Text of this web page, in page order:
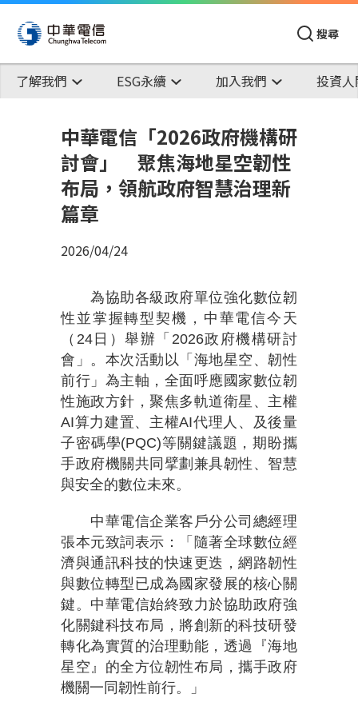
搜尋
了解我們 ESG永續 加入我們 投資
中華電信「2026政府機構研
討會」 聚焦海地星空韌性
布局，領航政府智慧治理新
篇章
2026/04/24
為協助各級政府單位強化數位韌
性並掌握轉型契機，中華電信今天
（24日）舉辦「2026政府機構研討
會」。本次活動以「海地星空、韌性
前行」為主軸，全面呼應國家數位韌
性施政方針，聚焦多軌道衛星、主權
AI算力建置、主權AI代理人、及後量
子密碼學(PQC)等關鍵議題，期盼攜
手政府機關共同擘劃兼具韌性、智慧
與安全的數位未來。
中華電信企業客戶分公司總經理
張本元致詞表示：「隨著全球數位經
濟與通訊科技的快速更迭，網路韌性
與數位轉型已成為國家發展的核心關
鍵。中華電信始終致力於協助政府強
化關鍵科技布局，將創新的科技研發
轉化為實質的治理動能，透過『海地
星空』的全方位韌性布局，攜手政府
機關一同韌性前行。」